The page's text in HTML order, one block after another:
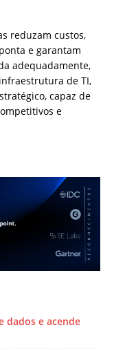
reduzam custos,
e garantam
adequadamente,
de TI,
capaz de
e
dados e acende